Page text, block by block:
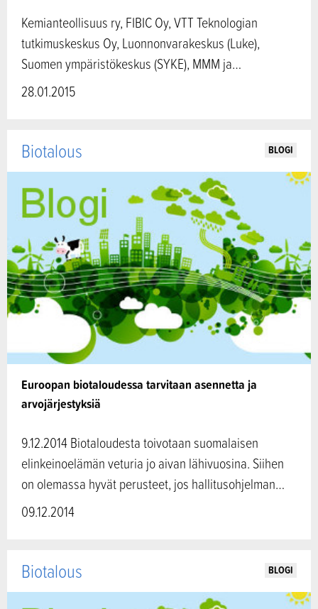
Kemianteollisuus ry, FIBIC Oy, VTT Teknologian
tutkimuskeskus Oy, Luonnonvarakeskus (Luke),
Suomen ympäristökeskus (SYKE), MMM ja…
28.01.2015
Euroopan biotaloudessa tarvitaan asennetta ja
arvojärjestyksiä
Biotalous BLOGI
9.12.2014 Biotaloudesta toivotaan suomalaisen
elinkeinoelämän veturia jo aivan lähivuosina. Siihen
on olemassa hyvät perusteet, jos hallitusohjelman…
09.12.2014
Biotalous BLOGI